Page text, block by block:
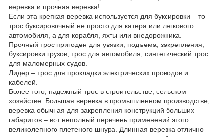
веревка и прочная веревка!
Если эта крепкая веревка используется для буксировки – то
трос буксировочный не просто для катера или легкового
автомобиля, а для корабля, яхты или внедорожника.
Прочный трос пригоден для увязки, подъема, закрепления,
буксировки грузов, трос для автомобиля, синтетический трос
для маломерных судов.
Лидер – трос для прокладки электрических проводов и
кабелей.
Более того, надежный трос в строительстве, сельском
хозяйстве. Большая веревка в промышленном производстве,
веревка обычная для закрепления конструкций больших
габаритов – вот неполный перечень применений этого
великолепного плетеного шнура. Длинная веревка отлично